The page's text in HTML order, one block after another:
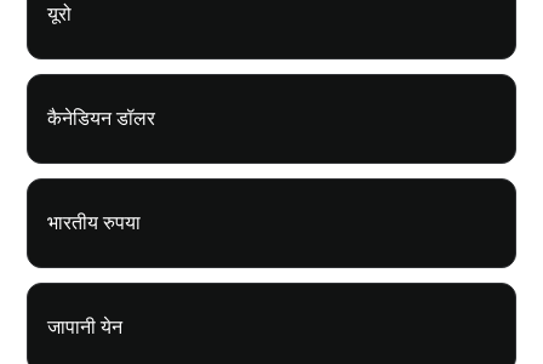
यूरो
कैनेडियन डॉलर
भारतीय रुपया
जापानी येन